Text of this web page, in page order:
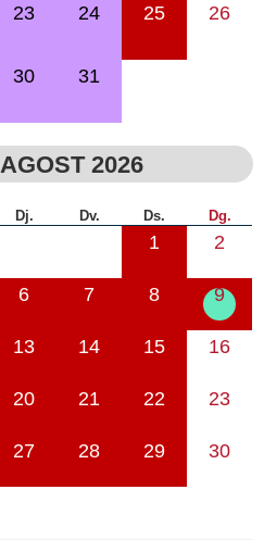
23 24 25 26
30 31
AGOST 2026
Dj. Dv. Ds. Dg.
1 2
6 7 8 9
13 14 15 16
20 21 22 23
27 28 29 30